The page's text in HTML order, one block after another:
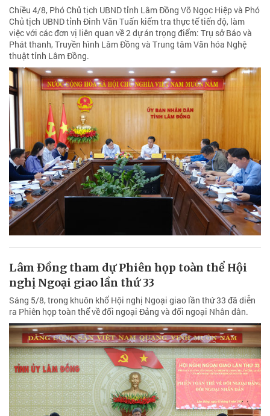
Chiều 4/8, Phó Chủ tịch UBND tỉnh Lâm Đồng Võ Ngọc Hiệp và Phó
Chủ tịch UBND tỉnh Đinh Văn Tuấn kiểm tra thực tế tiến độ, làm
việc với các đơn vị liên quan về 2 dự án trọng điểm: Trụ sở Báo và
Phát thanh, Truyền hình Lâm Đồng và Trung tâm Văn hóa Nghệ
thuật tỉnh Lâm Đồng.
Lâm Đồng tham dự Phiên họp toàn thể Hội
nghị Ngoại giao lần thứ 33
Sáng 5/8, trong khuôn khổ Hội nghị Ngoại giao lần thứ 33 đã diễn
ra Phiên họp toàn thể về đối ngoại Đảng và đối ngoại Nhân dân.